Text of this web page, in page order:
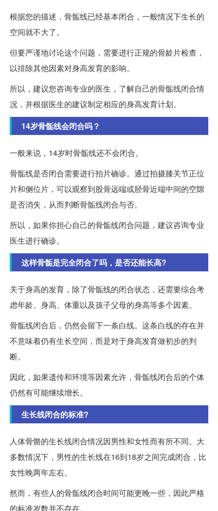
根据您的描述，骨骺线已经基本闭合，一般情况下生长的
空间就不大了。
但要严谨地讨论这个问题，需要进行正规的骨龄片检查，
以排除其他因素对身高发育的影响。
所以，建议您咨询专业的医生，了解自己的骨骺线闭合情
况，并根据医生的建议制定相应的身高发育计划。
14岁骨骺线会闭合吗？
一般来说，14岁时骨骺线还不会闭合。
骨骺线是否闭合需要进行拍片确诊。通过拍摄膝关节正位
片和侧位片，可以观察到股骨远端或胫骨近端中间的空隙
是否消失，从而判断骨骺线闭合与否。
所以，如果你担心自己的骨骺线闭合问题，建议咨询专业
医生进行确诊。
这样骨骺是完全闭合了吗，是否还能长高?
关于身高的发育，除了骨骺线的闭合状态，还需要综合考
虑年龄、身高、体重以及孩子父母的身高等多个因素。
骨骺线闭合后，仍然会留下一条白线。这条白线的存在并
不意味着仍有生长空间，而是对于身高发育做初步的判
断。
因此，如果遗传和环境等因素允许，骨骺线闭合后的个体
仍然有可能继续增长。
生长线闭合的标准?
人体骨骼的生长线闭合情况因男性和女性而有所不同。大
多数情况下，男性的生长线在16到18岁之间完成闭合，比
女性晚两年左右。
然而，有些人的骨骺线闭合时间可能更晚一些，因此严格
的标准岁数并不存在。